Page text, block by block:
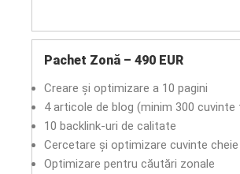
Pachet Zonă – 490 EUR
Creare și optimizare a 10 pagini
4 articole de blog (minim 300 cuvinte
10 backlink-uri de calitate
Cercetare și optimizare cuvinte cheie
Optimizare pentru căutări zonale